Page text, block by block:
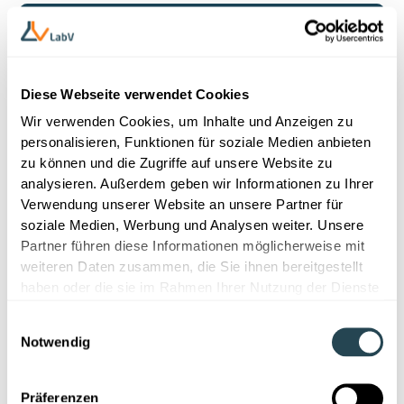
Diese Webseite verwendet Cookies
Wir verwenden Cookies, um Inhalte und Anzeigen zu
personalisieren, Funktionen für soziale Medien anbieten
zu können und die Zugriffe auf unsere Website zu
analysieren. Außerdem geben wir Informationen zu Ihrer
Verwendung unserer Website an unsere Partner für
soziale Medien, Werbung und Analysen weiter. Unsere
Partner führen diese Informationen möglicherweise mit
weiteren Daten zusammen, die Sie ihnen bereitgestellt
haben oder die sie im Rahmen Ihrer Nutzung der Dienste
Notwendig
Präferenzen
Dokumente sammeln
Im ersten Schritt werden alle relevanten
Dokumente systematisch zusammengetragen.
Dazu gehören häufig genutzte Berichte,
Handbücher und technische Unterlagen. Ziel ist es,
alle wichtigen Informationen an einem zentralen
Systeme oder Speicherorte verstreut liegen.